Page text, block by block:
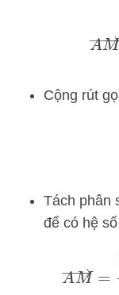
Cộng rút
Tách phân
để có hệ